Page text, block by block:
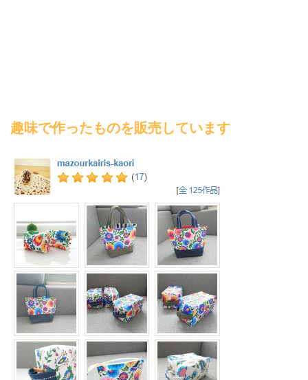
趣味で作ったものを販売しています